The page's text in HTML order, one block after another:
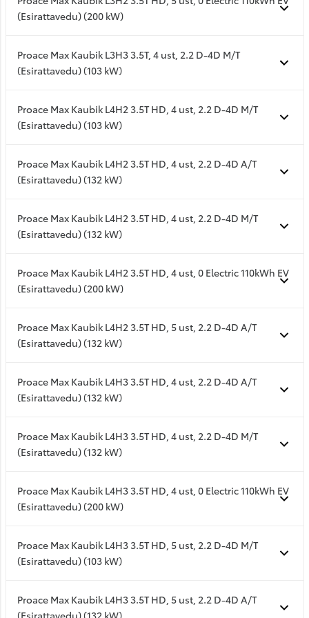
(Esirattavedu) (200 kW)
Proace Max Kaubik L3H3 3.5T, 4 ust, 2.2 D-4D M/T
(Esirattavedu) (103 kW)
Proace Max Kaubik L4H2 3.5T HD, 4 ust, 2.2 D-4D M/T
(Esirattavedu) (103 kW)
Proace Max Kaubik L4H2 3.5T HD, 4 ust, 2.2 D-4D A/T
(Esirattavedu) (132 kW)
Proace Max Kaubik L4H2 3.5T HD, 4 ust, 2.2 D-4D M/T
(Esirattavedu) (132 kW)
Proace Max Kaubik L4H2 3.5T HD, 4 ust, 0 Electric 110kWh EV
(Esirattavedu) (200 kW)
Proace Max Kaubik L4H2 3.5T HD, 5 ust, 2.2 D-4D A/T
(Esirattavedu) (132 kW)
Proace Max Kaubik L4H3 3.5T HD, 4 ust, 2.2 D-4D A/T
(Esirattavedu) (132 kW)
Proace Max Kaubik L4H3 3.5T HD, 4 ust, 2.2 D-4D M/T
(Esirattavedu) (132 kW)
Proace Max Kaubik L4H3 3.5T HD, 4 ust, 0 Electric 110kWh EV
(Esirattavedu) (200 kW)
Proace Max Kaubik L4H3 3.5T HD, 5 ust, 2.2 D-4D M/T
(Esirattavedu) (103 kW)
Proace Max Kaubik L4H3 3.5T HD, 5 ust, 2.2 D-4D A/T
(Esirattavedu) (132 kW)